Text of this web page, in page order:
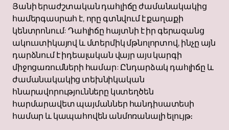
Յանի երաժշտական ​​դահլիճը ժամանակակից
համերգասրահ է, որը գտնվում է քաղաքի
կենտրոնում: Դահլիճը հայտնի է իր գերազանց
ակուստիկայով և մտերմիկ մթնոլորտով, ինչը այն
դարձնում է իդեալական վայր այս կարգի
միջոցառումների համար: Ընդարձակ դահլիճը և
ժամանակակից տեխնիկական
հնարավորությունները կստեղծեն
հարմարավետ պայմաններ հանդիսատեսի
համար և կապահովեն անմոռանալի ելույթ։